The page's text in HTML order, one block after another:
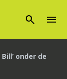
search menu
onder de